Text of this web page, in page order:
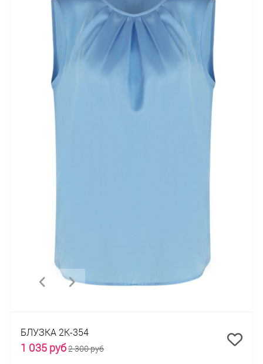
БЛУЗКА 2К-354
1 035 руб2 300 руб